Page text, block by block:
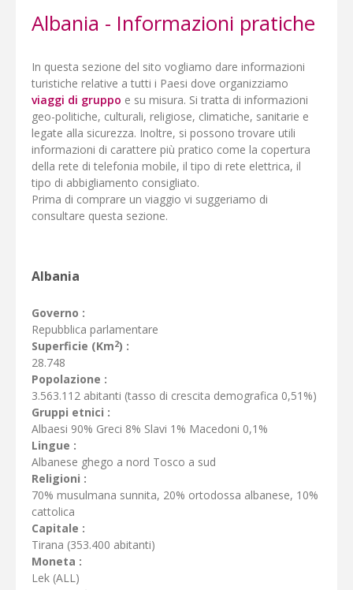
Albania - Informazioni pratiche
In questa sezione del sito vogliamo dare informazioni
turistiche relative a tutti i Paesi dove organizziamo
viaggi di gruppo e su misura. Si tratta di informazioni
geo-politiche, culturali, religiose, climatiche, sanitarie e
legate alla sicurezza. Inoltre, si possono trovare utili
informazioni di carattere più pratico come la copertura
della rete di telefonia mobile, il tipo di rete elettrica, il
tipo di abbigliamento consigliato.
Prima di comprare un viaggio vi suggeriamo di
consultare questa sezione.
Albania
Governo :
Repubblica parlamentare
Superficie (Km2) :
28.748
Popolazione :
3.563.112 abitanti (tasso di crescita demografica 0,51%)
Gruppi etnici :
Albaesi 90% Greci 8% Slavi 1% Macedoni 0,1%
Lingue :
Albanese ghego a nord Tosco a sud
Religioni :
70% musulmana sunnita, 20% ortodossa albanese, 10%
cattolica
Capitale :
Tirana (353.400 abitanti)
Moneta :
Lek (ALL)